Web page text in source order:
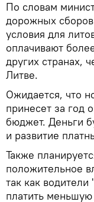
По словам
дорожных
условия для
оплачивают
других странах,
Литве.
Ожидается, что
принесет за год
бюджет. Деньги
и развитие
Также
положительное
так как водители
платить